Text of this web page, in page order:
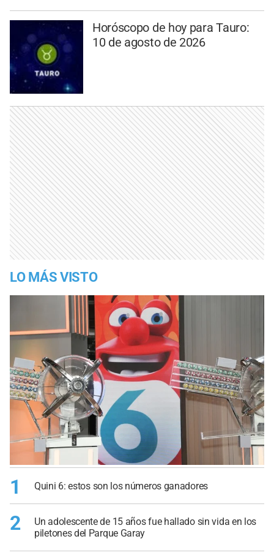
Horóscopo de hoy para Tauro:
10 de agosto de 2026
LO MÁS VISTO
1 Quini 6: estos son los números ganadores
2
Un adolescente de 15 años fue hallado sin vida en los
piletones del Parque Garay